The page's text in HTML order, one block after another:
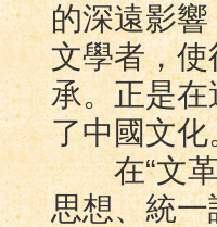
的深遠影響
文學者，使
承。正是
了中國文化
在“文革”
思想、統